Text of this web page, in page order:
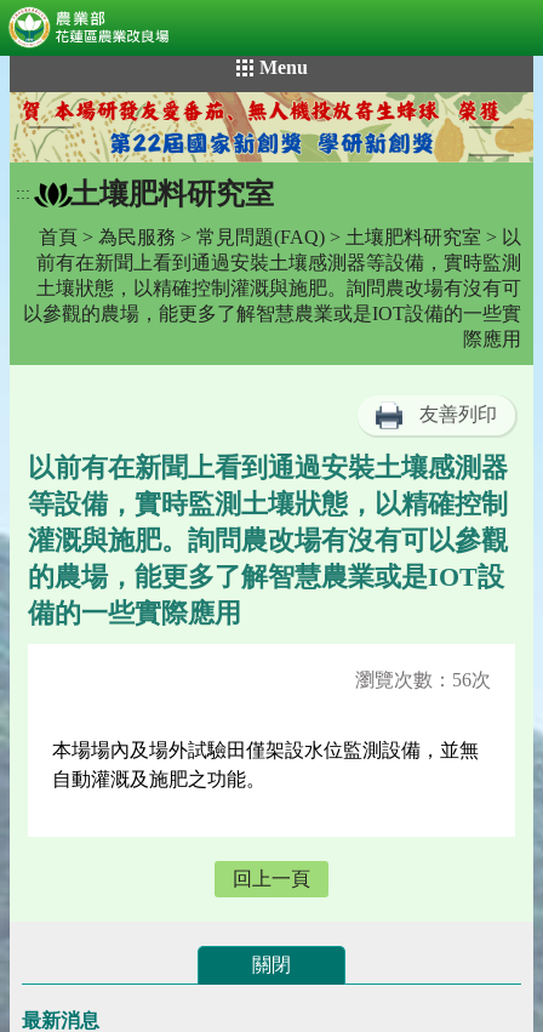
到
主
要
內
容
Menu
::: 土壤肥料研究室
首頁 > 為民服務 > 常見問題(FAQ) > 土壤肥料研究室 > 以
前有在新聞上看到通過安裝土壤感測器等設備，實時監測
土壤狀態，以精確控制灌溉與施肥。詢問農改場有沒有可
以參觀的農場，能更多了解智慧農業或是IOT設備的一些實
際應用
友善列印
以前有在新聞上看到通過安裝土壤感測器
等設備，實時監測土壤狀態，以精確控制
灌溉與施肥。詢問農改場有沒有可以參觀
的農場，能更多了解智慧農業或是IOT設
備的一些實際應用
瀏覽次數：56次
本場場內及場外試驗田僅架設水位監測設備，並無
自動灌溉及施肥之功能。
回上一頁
關閉
最新消息